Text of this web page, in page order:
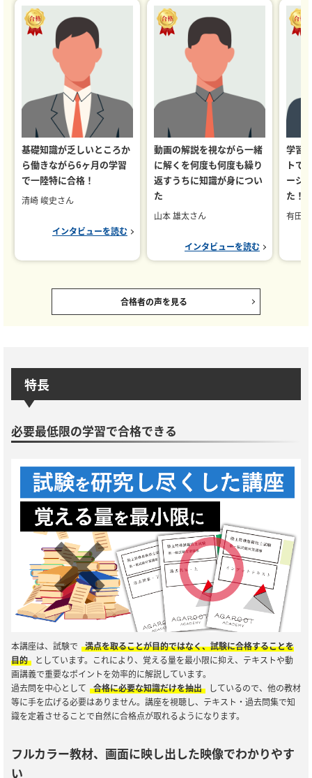
基礎知識が乏しいところか
ら働きながら6ヶ月の学習
で一陸特に合格！
清崎 峻史さん
インタビューを読む
動画の解説を視ながら一緒
に解くを何度も何度も繰り
返すうちに知識が身につい
た
山本 雄太さん
インタビューを読む
学習
トで
ーシ
た！
有田
合格者の声を見る
特長
必要最低限の学習で合格できる
本講座は、試験で
満点を取ることが目的ではなく、試験に合格することを
目的
としています。これにより、覚える量を最小限に抑え、テキストや動
画講義で重要なポイントを効率的に解説しています。
過去問を中心として
合格に必要な知識だけを抽出
しているので、他の教材
等に手を広げる必要はありません。講座を視聴し、テキスト・過去問集で知
識を定着させることで自然に合格点が取れるようになります。
フルカラー教材、画面に映し出した映像でわかりやす
い